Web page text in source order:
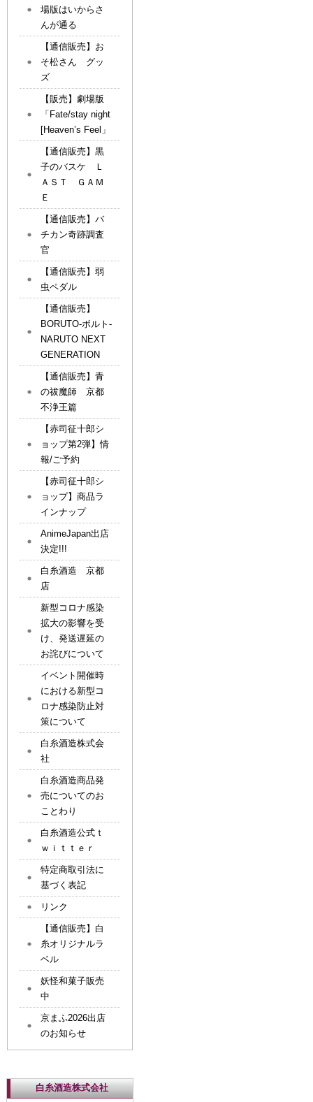
場版はいからさ
んが通る
【通信販売】お
そ松さん グッ
ズ
【販売】劇場版
「Fate/stay night
[Heaven’s Feel」
【通信販売】黒
子のバスケ Ｌ
ＡＳＴ ＧＡＭ
Ｅ
【通信販売】バ
チカン奇跡調査
官
【通信販売】弱
虫ペダル
【通信販売】
BORUTO-ボルト-
NARUTO NEXT
GENERATION
【通信販売】青
の祓魔師 京都
不浄王篇
【赤司征十郎シ
ョップ第2弾】情
報/ご予約
【赤司征十郎シ
ョップ】商品ラ
インナップ
AnimeJapan出店
決定!!!
白糸酒造 京都
店
新型コロナ感染
拡大の影響を受
け、発送遅延の
お詫びについて
イベント開催時
における新型コ
ロナ感染防止対
策について
白糸酒造株式会
社
白糸酒造商品発
売についてのお
ことわり
白糸酒造公式ｔ
ｗｉｔｔｅｒ
特定商取引法に
基づく表記
リンク
【通信販売】白
糸オリジナルラ
ベル
妖怪和菓子販売
中
京まふ2026出店
のお知らせ
白糸酒造株式会社